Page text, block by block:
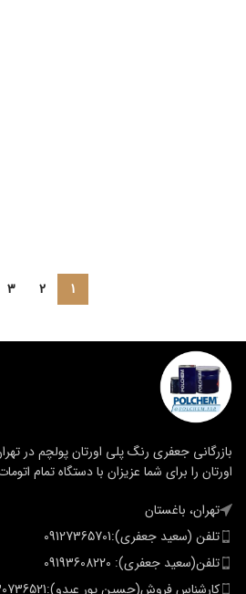
1
2
3
بازرگانی جعفری رنگ پلی اورتان پولچم در
اورتان را برای شما عزیزان با دستگاه تمام
تهران، باغستان
تلفن (سعید جعفری):09127365701
تلفن(سعید جعفری): 09193608220
کارشناس فروش(حسین پور عبدو):09930736521